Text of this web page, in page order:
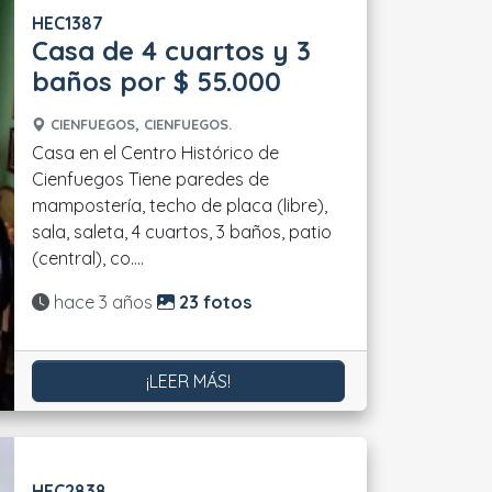
HEC1387
Casa de 4 cuartos y 3
baños por $ 55.000
CIENFUEGOS, CIENFUEGOS.
Casa en el Centro Histórico de
Cienfuegos Tiene paredes de
mampostería, techo de placa (libre),
sala, saleta, 4 cuartos, 3 baños, patio
(central), co....
Actualizado:
hace 3 años 23 fotos
¡LEER MÁS!